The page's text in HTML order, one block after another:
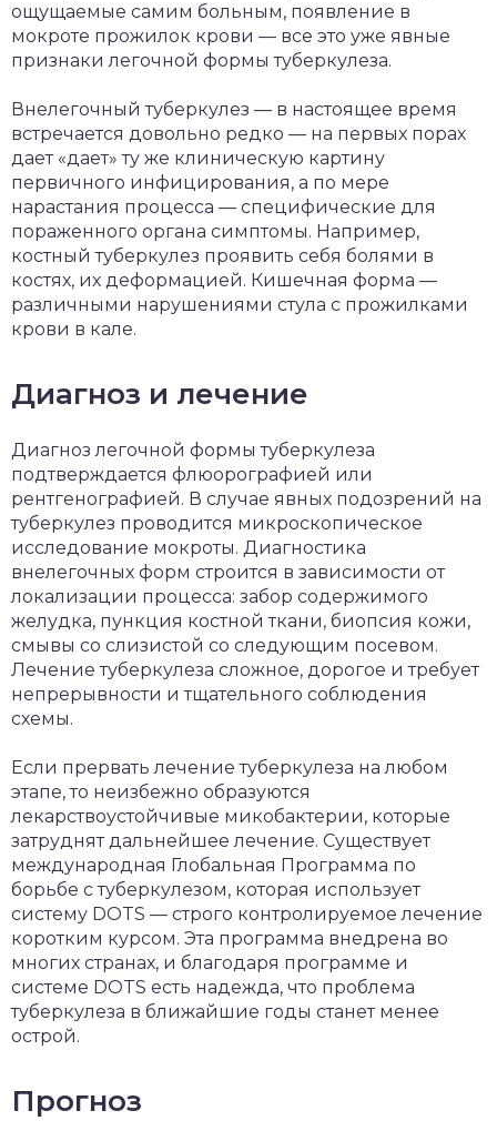
ощущаемые самим больным, появление в
мокроте прожилок крови — все это уже явные
признаки легочной формы туберкулеза.
Внелегочный туберкулез — в настоящее время
встречается довольно редко — на первых порах
дает «дает» ту же клиническую картину
первичного инфицирования, а по мере
нарастания процесса — специфические для
пораженного органа симптомы. Например,
костный туберкулез проявить себя болями в
костях, их деформацией. Кишечная форма —
различными нарушениями стула с прожилками
крови в кале.
Диагноз и лечение
Диагноз легочной формы туберкулеза
подтверждается флюорографией или
рентгенографией. В случае явных подозрений на
туберкулез проводится микроскопическое
исследование мокроты. Диагностика
внелегочных форм строится в зависимости от
локализации процесса: забор содержимого
желудка, пункция костной ткани, биопсия кожи,
смывы со слизистой со следующим посевом.
Лечение туберкулеза сложное, дорогое и требует
непрерывности и тщательного соблюдения
схемы.
Если прервать лечение туберкулеза на любом
этапе, то неизбежно образуются
лекарствоустойчивые микобактерии, которые
затруднят дальнейшее лечение. Существует
международная Глобальная Программа по
борьбе с туберкулезом, которая использует
систему DOTS — строго контролируемое лечение
коротким курсом. Эта программа внедрена во
многих странах, и благодаря программе и
системе DOTS есть надежда, что проблема
туберкулеза в ближайшие годы станет менее
острой.
Прогноз